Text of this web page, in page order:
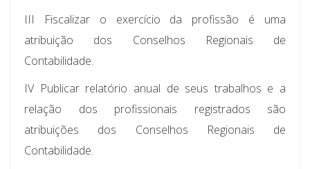
III Fiscalizar o exercício da profissão é uma
atribuição dos Conselhos Regionais de
Contabilidade.
IV Publicar relatório anual de seus trabalhos e a
relação dos profissionais registrados são
atribuições dos Conselhos Regionais de
Contabilidade.